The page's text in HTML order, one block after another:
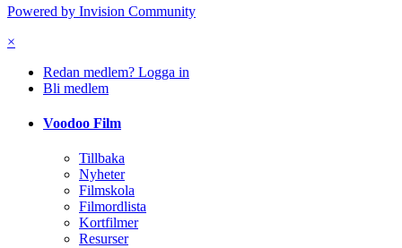
Powered by Invision Community
×
Redan medlem? Logga in
Bli medlem
Voodoo Film
Tillbaka
Nyheter
Filmskola
Filmordlista
Kortfilmer
Resurser